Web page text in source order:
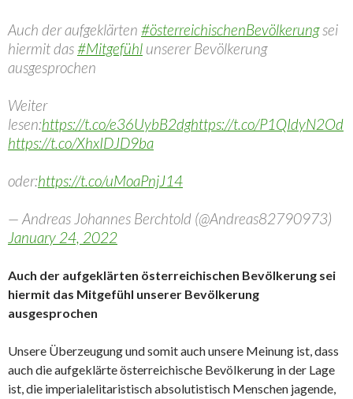
Auch der aufgeklärten #österreichischenBevölkerungsei
hiermit das#Mitgefühl unserer Bevölkerung
ausgesprochen
Weiter
lesen:https://t.co/e36UybB2dghttps://t.co/P1QIdyN2Od
https://t.co/XhxIDJD9ba
oder:https://t.co/uMoaPnjJ14
— Andreas Johannes Berchtold (@Andreas82790973)
January 24, 2022
Auch der aufgeklärten österreichischen Bevölkerung sei
hiermit das Mitgefühl unserer Bevölkerung
ausgesprochen
Unsere Überzeugung und somit auch unsere Meinung ist, dass
auch die aufgeklärte österreichische Bevölkerung in der Lage
ist, die imperialelitaristisch absolutistisch Menschen jagende,